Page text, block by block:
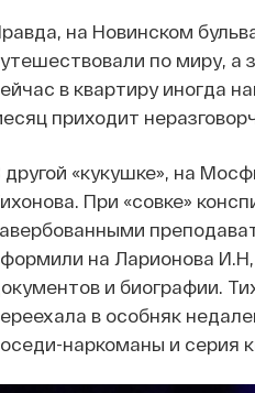
на Новинском
по миру, а
в квартиру иногда
приходит
другой «кукушке», на
При «совке»
на Ларионова
и биографии.
в особняк
наркоманы и серия